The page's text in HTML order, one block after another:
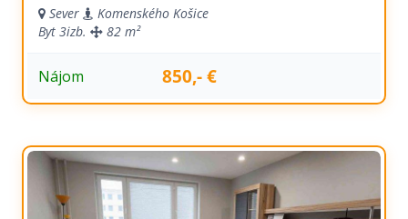
Sever
Komenského Košice
Byt 3izb. 82 m²
Nájom 850,- €